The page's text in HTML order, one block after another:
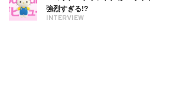
INTERVIEW
強烈すぎる!?